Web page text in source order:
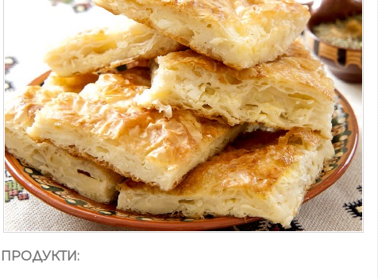
ПРОДУКТИ: